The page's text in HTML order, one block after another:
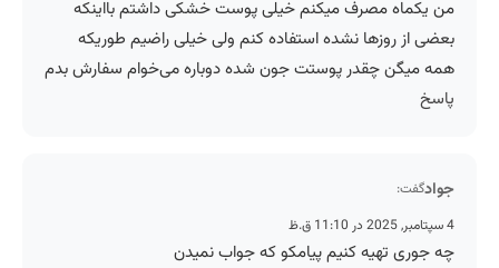
من یکماه مصرف میکنم خیلی پوست خشکی داشتم بااینکه
بعضی از روزها نشده استفاده کنم ولی خیلی راضیم طوریکه
همه میگن چقدر پوستت جون شده دوباره می‌خوام سفارش بدم
پاسخ
جوادگفت:
4 سپتامبر, 2025 در 11:10 ق.ظ
چه جوری تهیه کنیم پیامکو که جواب نمیدن